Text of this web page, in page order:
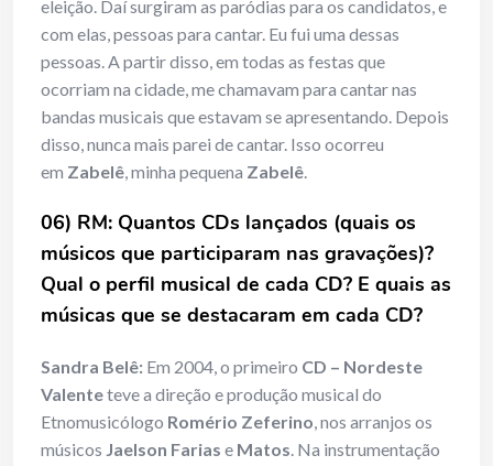
eleição. Daí surgiram as paródias para os candidatos, e
com elas, pessoas para cantar. Eu fui uma dessas
pessoas. A partir disso, em todas as festas que
ocorriam na cidade, me chamavam para cantar nas
bandas musicais que estavam se apresentando. Depois
disso, nunca mais parei de cantar. Isso ocorreu
em Zabelê, minha pequena Zabelê.
06) RM: Quantos CDs lançados (quais os
músicos que participaram nas gravações)?
Qual o perfil musical de cada CD? E quais as
músicas que se destacaram em cada CD?
Sandra Belê: Em 2004, o primeiro CD – Nordeste
Valenteteve a direção e produção musical do
Etnomusicólogo Romério Zeferino, nos arranjos os
músicos Jaelson Farias e Matos. Na instrumentação